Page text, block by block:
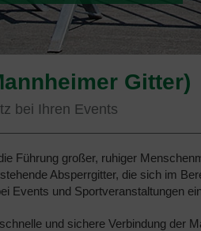
Gitter)
bei Ihren Events
Führung großer, ruhiger
Absperrgitter, die sich im
Events und Sportveranstaltungen
und sichere Verbindung der